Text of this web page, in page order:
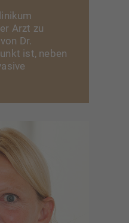
Arzt zu
Dr.
ist, neben